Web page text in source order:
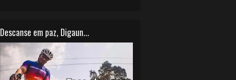
Descanse em paz, Digaun...